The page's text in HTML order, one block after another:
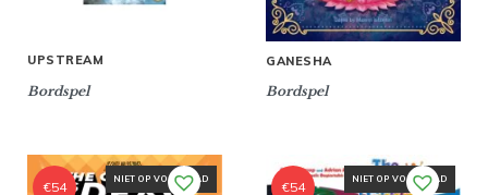
UPSTREAM
Bordspel
GANESHA
Bordspel
NIET OP VOORRAAD
€54
NIET OP VOORRAAD
€54